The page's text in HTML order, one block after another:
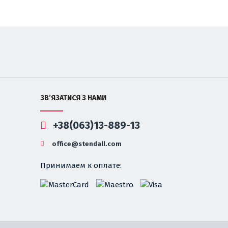
ЗВ’ЯЗАТИСЯ З НАМИ
+38(063)13-889-13
office@stendall.com
Принимаем к оплате: